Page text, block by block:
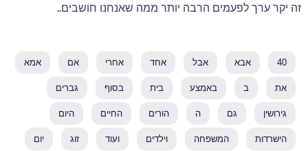
זה יקר ערך לפעמים הרבה יותר ממה שאנחנו חושבים..
40 אבא אבל אחד אחרי אם אמא
את ב באמצע בית בסוף גברים
גירושין גם ה הורים החיים היום
הישרדות המשפחה וילדים ועוד זוג יום